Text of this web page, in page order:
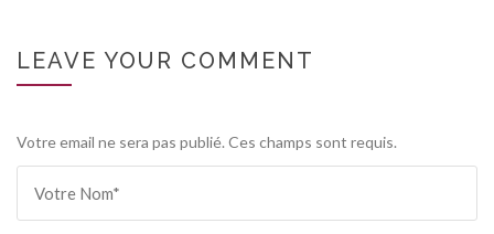
LEAVE YOUR COMMENT
Votre email ne sera pas publié. Ces champs sont requis.